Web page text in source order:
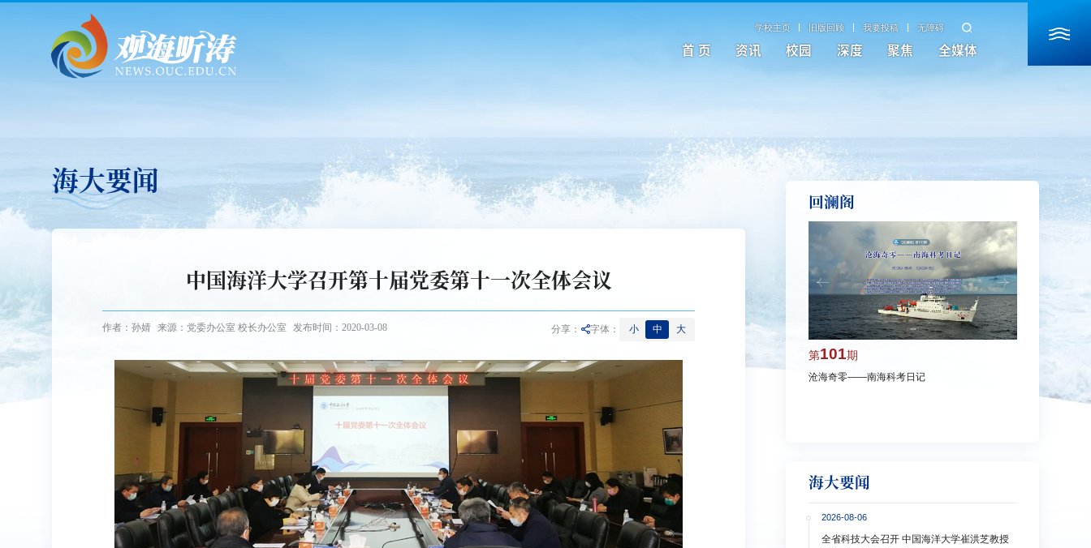
学校主页 旧版回顾 我要投稿 无障碍
首 页 资讯 校园 深度 聚焦 全媒体
海大要闻
中国海洋大学召开第十届党委第十一次全体会议
作者：孙婧 来源：党委办公室 校长办公室 发布时间：2020-03-08 分享： 字体： 小 中 大
回澜阁
第101期
沧海奇零——南海科考日记
洋大学多措并
海大要闻
2026-08-06
全省科技大会召开 中国海洋大学崔洪芝教授